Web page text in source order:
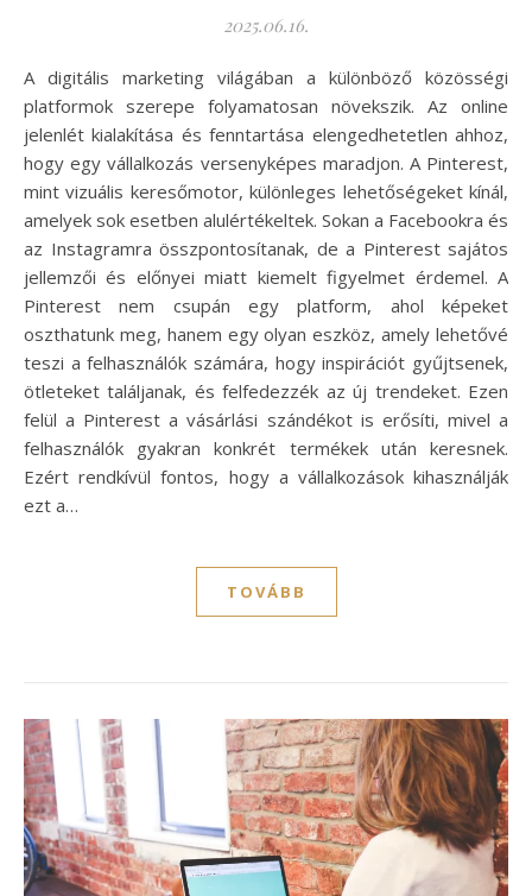
2025.06.16.
A digitális marketing világában a különböző közösségi
platformok szerepe folyamatosan növekszik. Az online
jelenlét kialakítása és fenntartása elengedhetetlen ahhoz,
hogy egy vállalkozás versenyképes maradjon. A Pinterest,
mint vizuális keresőmotor, különleges lehetőségeket kínál,
amelyek sok esetben alulértékeltek. Sokan a Facebookra és
az Instagramra összpontosítanak, de a Pinterest sajátos
jellemzői és előnyei miatt kiemelt figyelmet érdemel. A
Pinterest nem csupán egy platform, ahol képeket
oszthatunk meg, hanem egy olyan eszköz, amely lehetővé
teszi a felhasználók számára, hogy inspirációt gyűjtsenek,
ötleteket találjanak, és felfedezzék az új trendeket. Ezen
felül a Pinterest a vásárlási szándékot is erősíti, mivel a
felhasználók gyakran konkrét termékek után keresnek.
Ezért rendkívül fontos, hogy a vállalkozások kihasználják
ezt a…
TOVÁBB